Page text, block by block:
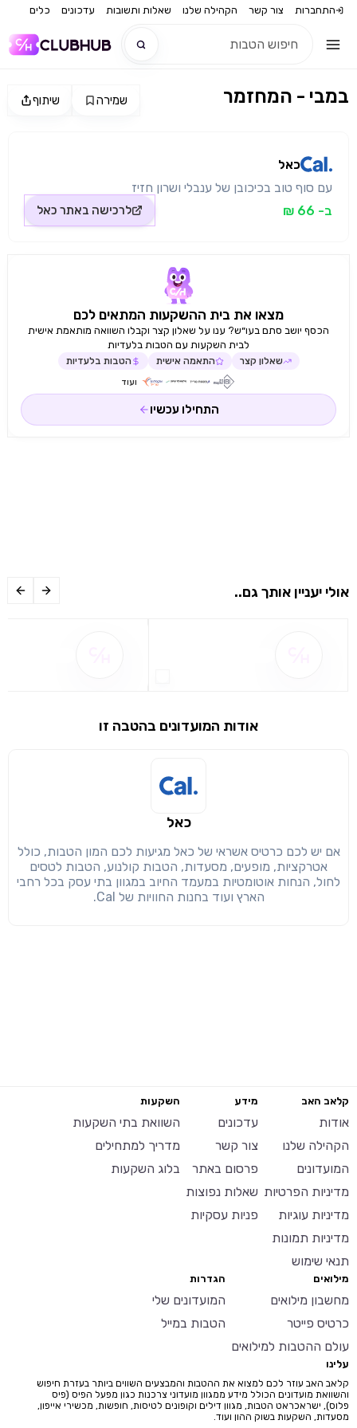
התחברות צור קשר הקהילה שלנו שאלות ותשובות עדכונים כלים
שימו לב!
הבנתי, המשך לאתר
שיתוף שמירה במבי - המחזמר
כאל
עם סוף טוב בכיכובן של ענבלי ושרון חזיז
ב- 66 ₪
לרכישה באתר כאל
מצאו את בית ההשקעות המתאים לכם
הכסף יושב סתם בעו״ש? ענו על שאלון קצר וקבלו השוואה מותאמת אישית
לבית השקעות עם הטבות בלעדיות
שאלון קצר התאמה אישית הטבות בלעדיות
ועוד
התחילו עכשיו
אולי יעניין אותך גם..
אודות המועדונים בהטבה זו
כאל
אם יש לכם כרטיס אשראי של כאל מגיעות לכם המון הטבות, כולל
אטרקציות, מופעים, מסעדות, הטבות קולנוע, הטבות לטסים
לחול, הנחות אוטומטיות במעמד החיוב במגוון בתי עסק בכל רחבי
הארץ ועוד בחנות החוויות של Cal.
קלאב האב
אודות
הקהילה שלנו
המועדונים
מדיניות הפרטיות
מדיניות עוגיות
מדיניות תמונות
תנאי שימוש
מידע
עדכונים
צור קשר
פרסום באתר
שאלות נפוצות
פניות עסקיות
השקעות
השוואת בתי השקעות
מדריך למתחילים
בלוג השקעות
מילואים
מחשבון מילואים
כרטיס פייטר
עולם ההטבות למילואים
הגדרות
המועדונים שלי
הטבות במייל
עלינו
קלאב האב עוזר לכם למצוא את ההטבות והמבצעים השווים ביותר בעזרת חיפוש
והשוואת מועדונים הכולל מידע ממגוון מועדוני צרכנות כגון מפעל הפיס (פיס
פלוס), ישראכראט הטבות, מגוון דילים וקופונים לטיסות, חופשות, מכשירי אייפון,
מסעדות, השקעות בשוק ההון ועוד.